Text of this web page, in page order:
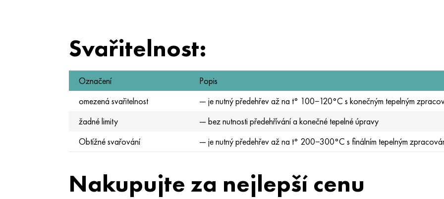
Svařitelnost:
Označení
Popis
omezená svařitelnost
— je nutný předehřev až na t° 100−120°С s konečným tepelným
žadné limity
— bez nutnosti předehřívání a konečné tepelné úpravy
Obtížné svařování
— je nutný předehřev až na t° 200−300°С s finálním tepelným
Nakupujte za nejlepší cenu